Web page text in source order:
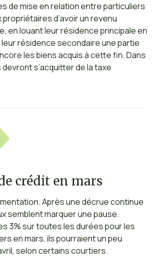
de mise en relation entre particuliers
d’avoir un revenu
en louant leur résidence principale en
leur résidence secondaire une partie
les biens acquis à cette fin. Dans
s’acquitter de la taxe
crédit en mars
Après une décrue continue
semblent marquer une pause.
3% sur toutes les durées pour les
en mars, ils pourraient un peu
selon certains courtiers.